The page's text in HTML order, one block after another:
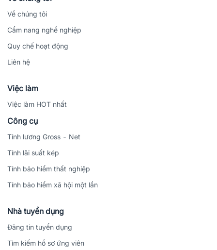
Về chúng tôi
Cẩm nang nghề nghiệp
Quy chế hoạt động
Liên hệ
Việc làm
Việc làm HOT nhất
Công cụ
Tính lương Gross - Net
Tính lãi suất kép
Tính bảo hiểm thất nghiệp
Tính bảo hiểm xã hội một lần
Nhà tuyển dụng
Đăng tin tuyển dụng
Tìm kiếm hồ sơ ứng viên